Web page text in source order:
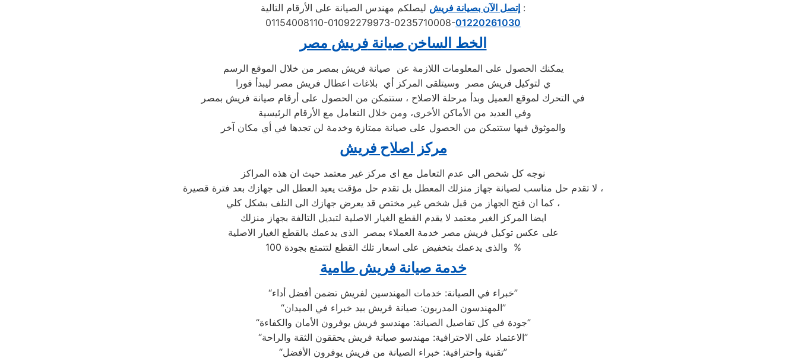
إتصل الآن بصيانة فريش ليصلكم مهندس الصيانة على الأرقام التالية :
01154008110-01092279973-0235710008-01220261030
الخط الساخن صيانةفريش مصر
يمكنك الحصول على المعلومات اللازمة عن صيانة فريش بمصر من خلال الموقع الرسم
ي لتوكيل فريش مصر وسيتلقى المركز أي بلاغات اعطال فريش مصر ليبدأ فورا
في التحرك لموقع العميل وبدأ مرحلة الاصلاح ، ستتمكن من الحصول على أرقام صيانة فريش بمصر
وفي العديد من الأماكن الأخرى، ومن خلال التعامل مع الأرقام الرئيسية
والموثوق فيها ستتمكن من الحصول على صيانة ممتازة وخدمة لن تجدها في أي مكان آخر
مركز اصلاح فريش
نوجه كل شخص الى عدم التعامل مع اى مركز غير معتمد حيث ان هذه المراكز
لا تقدم حل مناسب لصيانة جهاز منزلك المعطل بل تقدم حل مؤقت يعيد العطل الى جهازك بعد فترة قصيرة ،
كما ان فتح الجهاز من قبل شخص غير مختص قد يعرض جهازك الى التلف بشكل كلي ،
ايضا المركز الغير معتمد لا يقدم القطع الغيار الاصلية لتبديل التالفة بجهاز منزلك
على عكس توكيل فريش مصر خدمة العملاء بمصر الذى يدعمك بالقطع الغيار الاصلية
والذى يدعمك بتخفيض على اسعار تلك القطع لتتمتع بجودة 100 %
خدمة صيانة فريش طامية
“خبراء في الصيانة: خدمات المهندسين لفريش تضمن أفضل أداء”
“المهندسون المدربون: صيانة فريش بيد خبراء في الميدان”
“جودة في كل تفاصيل الصيانة: مهندسو فريش يوفرون الأمان والكفاءة”
“الاعتماد على الاحترافية: مهندسو صيانة فريش يحققون الثقة والراحة”
“تقنية واحترافية: خبراء الصيانة من فريش يوفرون الأفضل”